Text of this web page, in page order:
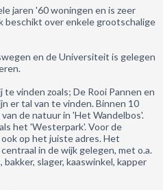
jaren '60 woningen en is zeer
beschikt over enkele grootschalige
en de Universiteit is gelegen
te vinden zoals; De Rooi Pannen en
er tal van te vinden. Binnen 10
de natuur in 'Het Wandelbos'.
het 'Westerpark'. Voor de
op het juiste adres. Het
in de wijk gelegen, met o.a.
slager, kaaswinkel, kapper